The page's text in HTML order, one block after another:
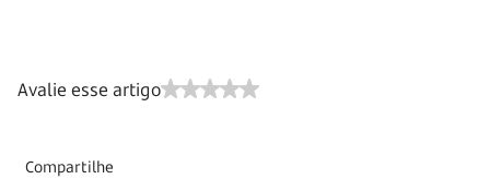
Avalie esse artigo
Compartilhe